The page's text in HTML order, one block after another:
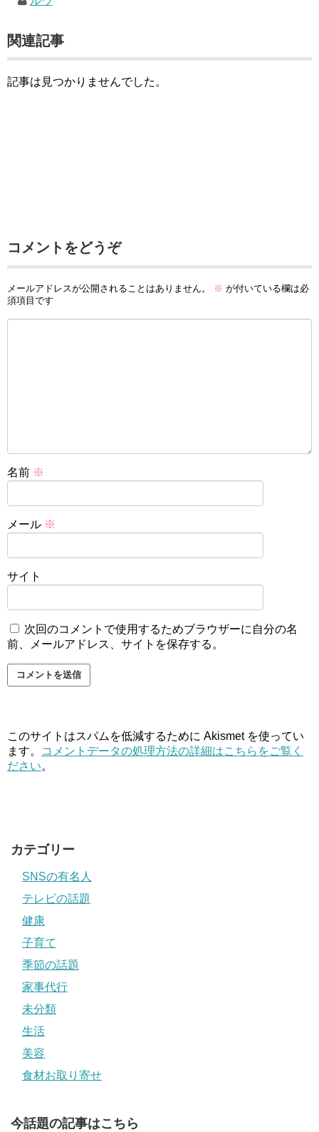
関連記事
記事は見つかりませんでした。
コメントをどうぞ
メールアドレスが公開されることはありません。 ※ が付いている欄は必
須項目です
名前 ※
メール ※
サイト
次回のコメントで使用するためブラウザーに自分の名
前、メールアドレス、サイトを保存する。
このサイトはスパムを低減するために Akismet を使ってい
ます。
コメントデータの処理方法の詳細はこちらをご覧く
ださい。
カテゴリー
SNSの有名人
テレビの話題
健康
子育て
季節の話題
家事代行
未分類
生活
美容
食材お取り寄せ
今話題の記事はこちら